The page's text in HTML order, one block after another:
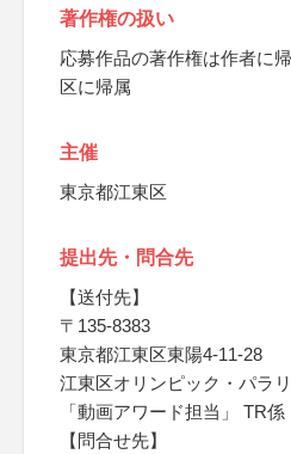
著作権の扱い
応募作品の著作権は作者に
区に帰属
主催
東京都江東区
提出先・問合先
【送付先】
〒135-8383
東京都江東区東陽4-11-28
江東区オリンピック・パラ
「動画アワード担当」 TR係
【問合せ先】